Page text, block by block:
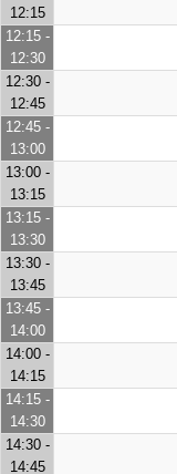
12:15
12:15 -
12:30
12:30 -
12:45
12:45 -
13:00
13:00 -
13:15
13:15 -
13:30
13:30 -
13:45
13:45 -
14:00
14:00 -
14:15
14:15 -
14:30
14:30 -
14:45